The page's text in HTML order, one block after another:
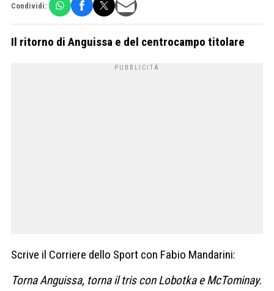
Condividi:
Il ritorno di Anguissa e del centrocampo titolare
Scrive il Corriere dello Sport con Fabio Mandarini:
Torna Anguissa, torna il tris con Lobotka e McTominay.